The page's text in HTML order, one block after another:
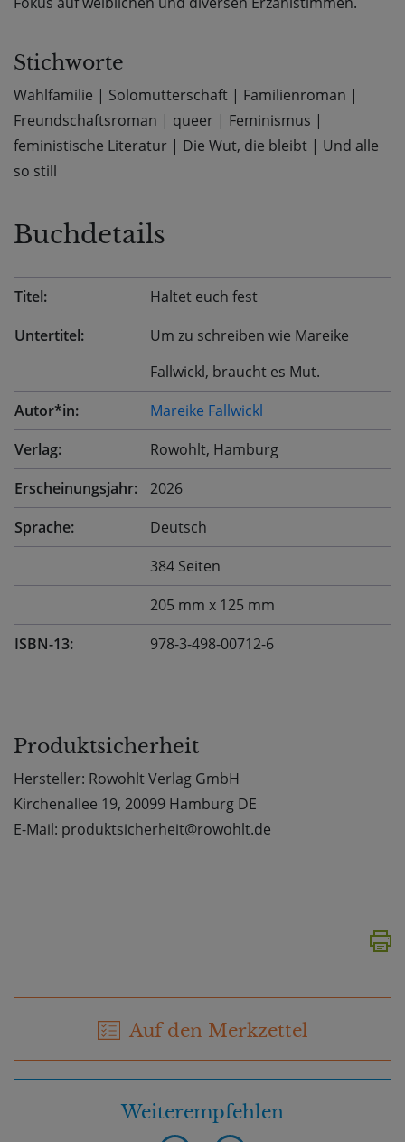
Stichworte
Wahlfamilie | Solomutterschaft | Familienroman |
Freundschaftsroman | queer | Feminismus |
feministische Literatur | Die Wut, die bleibt | Und alle
so still
Buchdetails
Titel:
Haltet euch fest
Untertitel:
Um zu schreiben wie Mareike
Fallwickl, braucht es Mut.
Autor*in:
Mareike Fallwickl
Verlag:
Rowohlt, Hamburg
Erscheinungsjahr:
2026
Sprache:
Deutsch
384 Seiten
205 mm x 125 mm
ISBN-13:
978-3-498-00712-6
Produktsicherheit
Hersteller: Rowohlt Verlag GmbH
Kirchenallee 19, 20099 Hamburg DE
E-Mail: produktsicherheit@rowohlt.de
Auf den Merkzettel
Weiterempfehlen